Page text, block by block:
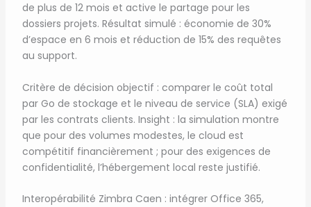
de plus de 12 mois et active le partage pour les
dossiers projets. Résultat simulé : économie de 30%
d’espace en 6 mois et réduction de 15% des requêtes
au support.
Critère de décision objectif : comparer le coût total
par Go de stockage et le niveau de service (SLA) exigé
par les contrats clients. Insight : la simulation montre
que pour des volumes modestes, le cloud est
compétitif financièrement ; pour des exigences de
confidentialité, l’hébergement local reste justifié.
Interopérabilité Zimbra Caen : intégrer Office 365,